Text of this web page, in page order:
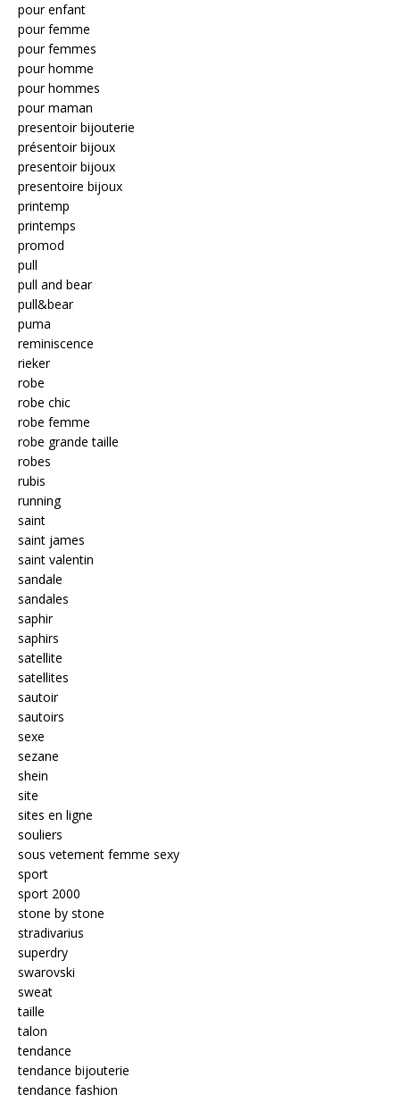
pour enfant
pour femme
pour femmes
pour homme
pour hommes
pour maman
presentoir bijouterie
présentoir bijoux
presentoir bijoux
presentoire bijoux
printemp
printemps
promod
pull
pull and bear
pull&bear
puma
reminiscence
rieker
robe
robe chic
robe femme
robe grande taille
robes
rubis
running
saint
saint james
saint valentin
sandale
sandales
saphir
saphirs
satellite
satellites
sautoir
sautoirs
sexe
sezane
shein
site
sites en ligne
souliers
sous vetement femme sexy
sport
sport 2000
stone by stone
stradivarius
superdry
swarovski
sweat
taille
talon
tendance
tendance bijouterie
tendance fashion